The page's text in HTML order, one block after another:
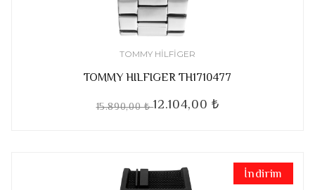
TOMMY HILFIGER
TOMMY HILFIGER TH1710477
15.890,00 ₺12.104,00 ₺
İndirim